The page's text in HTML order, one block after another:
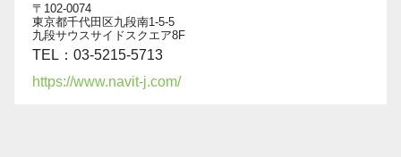
〒102-0074
東京都千代田区九段南1-5-5
九段サウスサイドスクエア8F
TEL：03-5215-5713
https://www.navit-j.com/